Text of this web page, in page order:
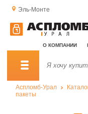
Эль-Монте
О КОМПАНИИ
Аспломб-Урал
пакеты